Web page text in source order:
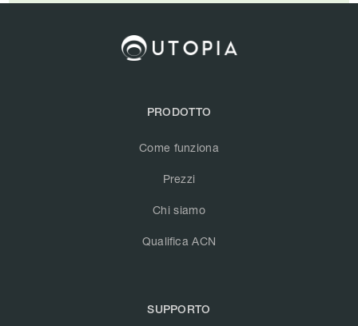
PRODOTTO
Come funziona
Prezzi
Chi siamo
Qualifica ACN
SUPPORTO